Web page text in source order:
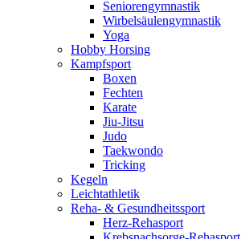
Seniorengymnastik
Wirbelsäulengymnastik
Yoga
Hobby Horsing
Kampfsport
Boxen
Fechten
Karate
Jiu-Jitsu
Judo
Taekwondo
Tricking
Kegeln
Leichtathletik
Reha- & Gesundheitssport
Herz-Rehasport